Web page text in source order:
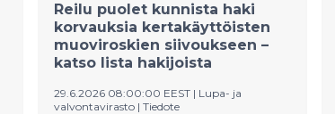
Reilu puolet kunnista haki
korvauksia kertakäyttöisten
muoviroskien siivoukseen –
katso lista hakijoista
29.6.2026 08:00:00 EEST | Lupa- ja
valvontavirasto | Tiedote